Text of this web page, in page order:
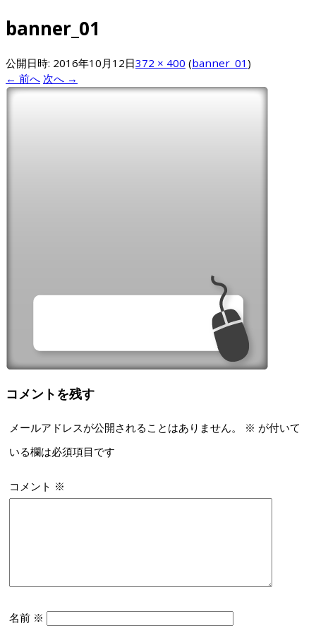
banner_01
公開日時: 2016年10月12日372 × 400 (banner_01 )
← 前へ 次へ →
コメントを残す
メールアドレスが公開されることはありません。 ※ が付いて
いる欄は必須項目です
コメント ※
名前 ※